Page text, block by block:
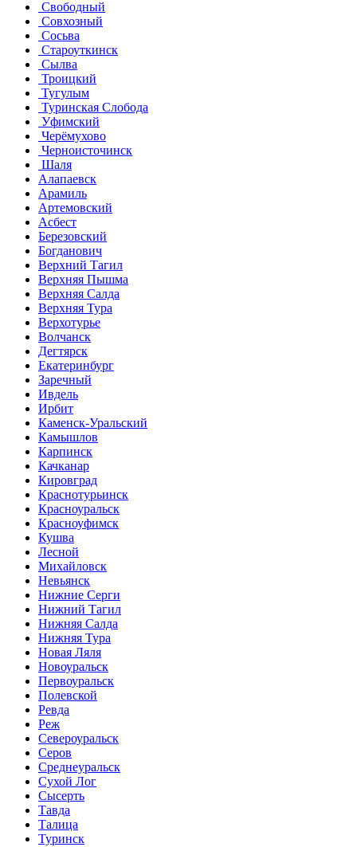
Свободный
Совхозный
Сосьва
Староуткинск
Сылва
Троицкий
Тугулым
Туринская Слобода
Уфимский
Черёмухово
Черноисточинск
Шаля
Алапаевск
Арамиль
Артемовский
Асбест
Березовский
Богданович
Верхний Тагил
Верхняя Пышма
Верхняя Салда
Верхняя Тура
Верхотурье
Волчанск
Дегтярск
Екатеринбург
Заречный
Ивдель
Ирбит
Каменск-Уральский
Камышлов
Карпинск
Качканар
Кировград
Краснотурьинск
Красноуральск
Красноуфимск
Кушва
Лесной
Михайловск
Невьянск
Нижние Серги
Нижний Тагил
Нижняя Салда
Нижняя Тура
Новая Ляля
Новоуральск
Первоуральск
Полевской
Ревда
Реж
Североуральск
Серов
Среднеуральск
Сухой Лог
Сысерть
Тавда
Талица
Туринск